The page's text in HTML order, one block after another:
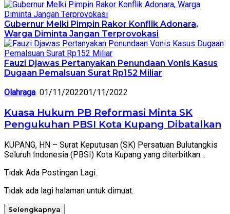
Gubernur Melki Pimpin Rakor Konflik Adonara,
Warga Diminta Jangan Terprovokasi
Fauzi Djawas Pertanyakan Penundaan Vonis Kasus
Dugaan Pemalsuan Surat Rp152 Miliar
Olahraga 01/11/202201/11/2022
Kuasa Hukum PB Reformasi Minta SK
Pengukuhan PBSI Kota Kupang Dibatalkan
KUPANG, HN – Surat Keputusan (SK) Persatuan Bulutangkis
Seluruh Indonesia (PBSI) Kota Kupang yang diterbitkan…
Tidak Ada Postingan Lagi.
Tidak ada lagi halaman untuk dimuat.
Selengkapnya